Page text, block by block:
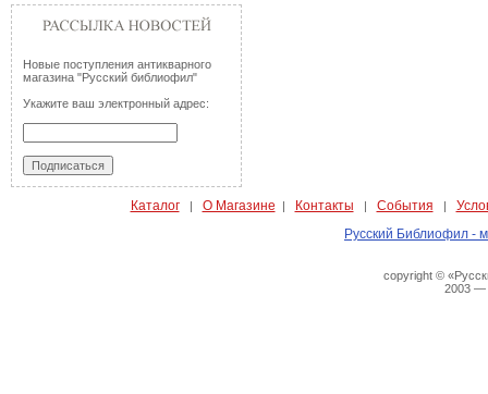
Новые поступления антикварного
магазина "Русский библиофил"
Укажите ваш электронный адрес:
Каталог| О Магазине | Контакты | События |
Русский Библиофил -
copyright ©
2003 —